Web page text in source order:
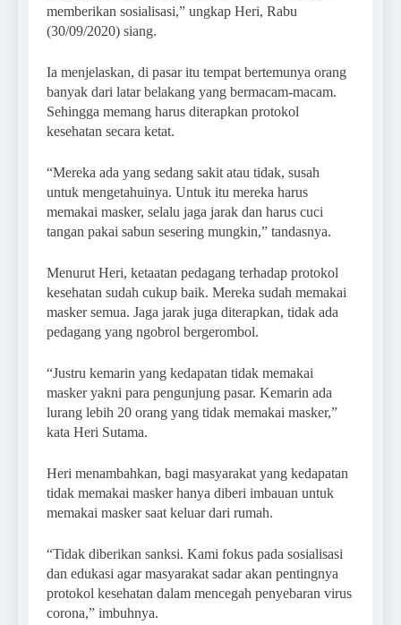
memberikan sosialisasi,” ungkap Heri, Rabu
(30/09/2020) siang.
Ia menjelaskan, di pasar itu tempat bertemunya orang
banyak dari latar belakang yang bermacam-macam.
Sehingga memang harus diterapkan protokol
kesehatan secara ketat.
“Mereka ada yang sedang sakit atau tidak, susah
untuk mengetahuinya. Untuk itu mereka harus
memakai masker, selalu jaga jarak dan harus cuci
tangan pakai sabun sesering mungkin,” tandasnya.
Menurut Heri, ketaatan pedagang terhadap protokol
kesehatan sudah cukup baik. Mereka sudah memakai
masker semua. Jaga jarak juga diterapkan, tidak ada
pedagang yang ngobrol bergerombol.
“Justru kemarin yang kedapatan tidak memakai
masker yakni para pengunjung pasar. Kemarin ada
lurang lebih 20 orang yang tidak memakai masker,”
kata Heri Sutama.
Heri menambahkan, bagi masyarakat yang kedapatan
tidak memakai masker hanya diberi imbauan untuk
memakai masker saat keluar dari rumah.
“Tidak diberikan sanksi. Kami fokus pada sosialisasi
dan edukasi agar masyarakat sadar akan pentingnya
protokol kesehatan dalam mencegah penyebaran virus
corona,” imbuhnya.